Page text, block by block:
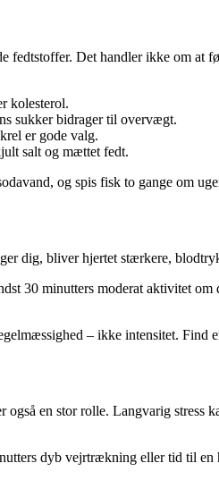
Det handler ikke om at
kolesterol.
sukker bidrager til overvægt.
er gode valg.
salt og mættet fedt.
og spis fisk to gange om
dig, bliver hjertet stærkere,
30 minutters moderat aktivitet
– ikke intensitet. Find
en stor rolle. Langvarig
dyb vejrtrækning eller tid til